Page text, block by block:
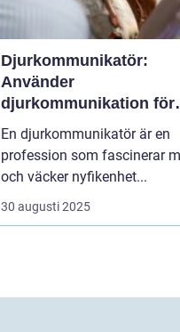
Djurkommunikatör:
Använder
djurkommunikation för
behandling av djur
En djurkommunikatör är en
profession som fascinerar
och väcker nyfikenhet...
30 augusti 2025